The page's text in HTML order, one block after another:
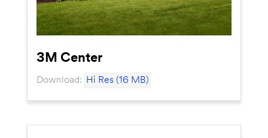
3M Center
Download: Hi Res (16 MB)